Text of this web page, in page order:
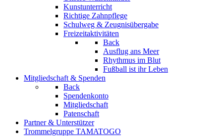
Kunstunterricht
Richtige Zahnpflege
Schulweg & Zeugnisübergabe
Freizeitaktivitäten
Back
Ausflug ans Meer
Rhythmus im Blut
Fußball ist ihr Leben
Mitgliedschaft & Spenden
Back
Spendenkonto
Mitgliedschaft
Patenschaft
Partner & Unterstützer
Trommelgruppe TAMATOGO